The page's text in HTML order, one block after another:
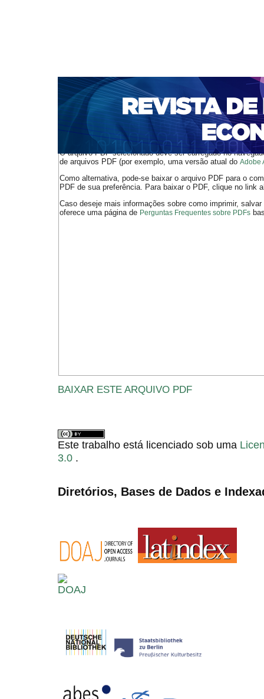
CAPA SOBRE ACESSO CADASTRO
NOTÍCIAS
PORTAL DE REVISTAS DA UNIFACS
BASES DE DADOS E INDEXADORES
Capa v. 10, n. 18 (2008) Schattan P. Coelho
O arquivo PDF selecionado deve ser carregado no
de arquivos PDF (por exemplo, uma versão atual do Adobe
Como alternativa, pode-se baixar o arquivo PDF para o
PDF de sua preferência. Para baixar o PDF, clique no link
Caso deseje mais informações sobre como imprimir,
oferece uma página de Perguntas Frequentes sobre PDFs
BAIXAR ESTE ARQUIVO PDF
Este trabalho está licenciado sob uma
3.0 .
Diretórios, Bases de Dados e